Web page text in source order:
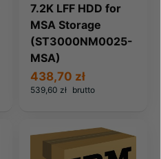
7.2K LFF HDD for
MSA Storage
(ST3000NM0025-
MSA)
539,60 zł brutto
438,70 zł